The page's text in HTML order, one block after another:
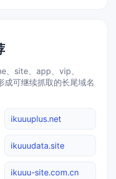
、site、app、vip、
可继续抓取的长尾域名
ikuuuplus.net
ikuuudata.site
ikuuu-site.com.cn